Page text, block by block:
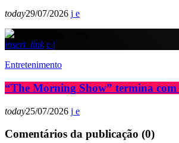
today29/07/2026
insert_link
Entretenimento
“The Morning Show” termina
today25/07/2026
Comentários da publicação (0)